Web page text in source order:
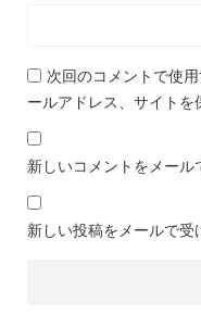
次回のコメントで使
ールアドレス、サイトを
新しいコメントをメール
新しい投稿をメールで受